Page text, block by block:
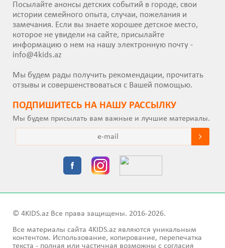
Посылайте анонсы детских событий в городе, свои
истории семейного опыта, случаи, пожелания и
замечания. Если вы знаете хорошее детское место,
которое не увидели на сайте, присылайте
информацию о нем на нашу электронную почту -
info@4kids.az
Мы будем рады получить рекомендации, прочитать
отзывы и совершенствоваться с Вашей помощью.
ПОДПИШИТEСЬ НА НАШУ РАССЫЛКУ
Мы будем присылать вам важные и лучшие материалы.
© 4KIDS.az Все права защищены. 2016-2026.
Все материалы сайта 4KIDS.az являются уникальным
контентом. Использование, копирование, перепечатка
текста - полная или частичная возможны с согласия